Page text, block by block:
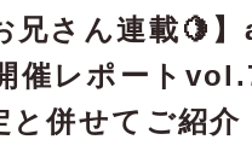
兄さん連載🍋
催レポート
と併せてご紹介